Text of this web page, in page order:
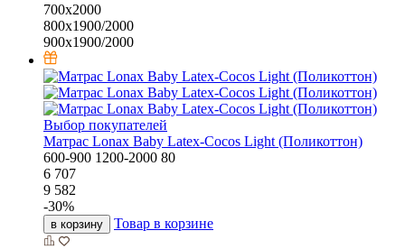
700х2000
800х1900/2000
900х1900/2000
Выбор покупателей
Матрас Lonax Baby Latex-Cocos Light (Поликоттон)
600-900 1200-2000 80
6 707
9 582
-30%
в корзину Товар в корзине